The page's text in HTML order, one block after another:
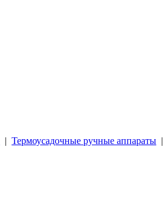
| Термоусадочные ручные аппараты |